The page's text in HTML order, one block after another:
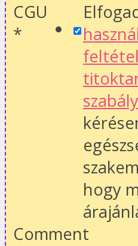
CGU
*
hogy
Comment